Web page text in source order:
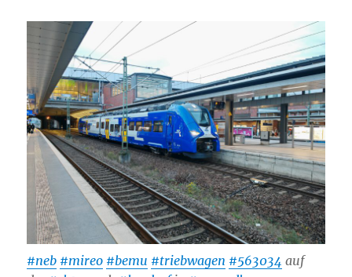
#neb #mireo #bemu #triebwagen #563034 auf